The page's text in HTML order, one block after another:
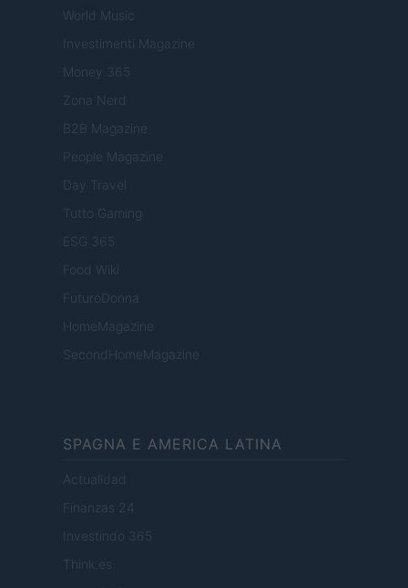
World Music
Investimenti Magazine
Money 365
Zona Nerd
B2B Magazine
People Magazine
Day Travel
Tutto Gaming
ESG 365
Food Wiki
FuturoDonna
HomeMagazine
SecondHomeMagazine
SPAGNA E AMERICA LATINA
Actualidad
Finanzas 24
Investindo 365
Think.es